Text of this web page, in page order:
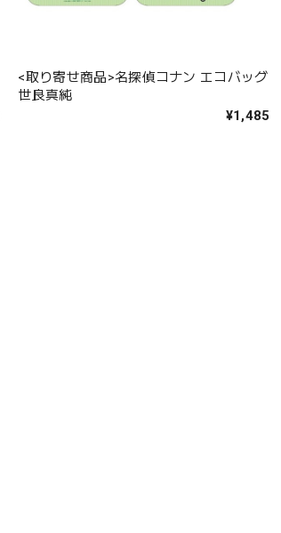
<取り寄せ商品>名探偵コナン エコバッグ
世良真純
¥1,485